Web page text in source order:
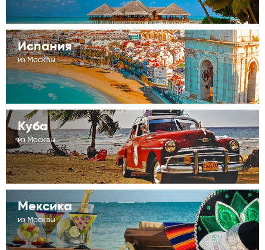
Испания
из Москвы
Куба
из Москвы
Мексика
из Москвы